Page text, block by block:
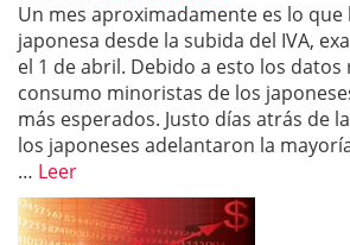
Un mes aproximadamente es lo que
japonesa desde la subida del IVA,
el 1 de abril. Debido a esto los datos
consumo minoristas de los
más esperados. Justo días atrás de
los japoneses adelantaron la
… Leer